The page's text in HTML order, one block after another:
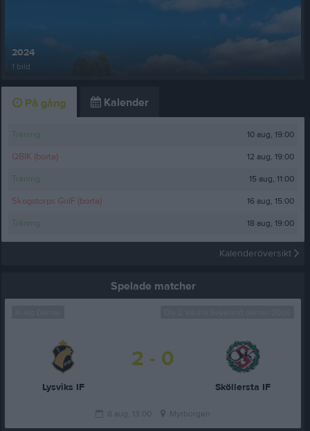
2024
1 bild
På gång Kalender
Träning 10 aug, 19:00
QBIK (borta) 12 aug, 19:00
Träning 15 aug, 11:00
Skogstorps GoIF (borta) 16 aug, 15:00
Träning 18 aug, 19:00
Kalenderöversikt
Spelade matcher
Lysviks IF
2 - 0
Sköllersta IF
8 aug, 13:00 Myrborgen